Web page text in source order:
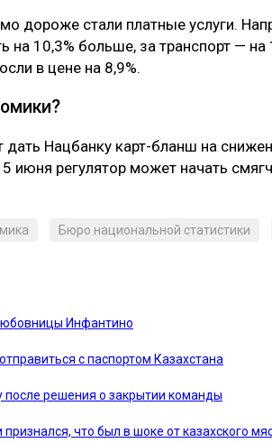
дороже стали платные услуги.
на 10,3% больше, за транспорт — на
в цене на 8,9%.
Нацбанку карт-бланш на
5 июня регулятор может начать
Бюро национальной статистики